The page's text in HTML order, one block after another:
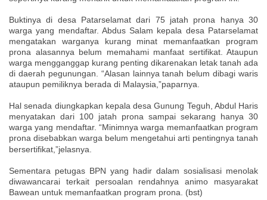
Buktinya di desa Patarselamat dari 75 jatah prona hanya 30
warga yang mendaftar. Abdus Salam kepala desa Patarselamat
mengatakan warganya kurang minat memanfaatkan program
prona alasannya belum memahami manfaat sertifikat. Ataupun
warga mengganggap kurang penting dikarenakan letak tanah ada
di daerah pegunungan. “Alasan lainnya tanah belum dibagi waris
ataupun pemiliknya berada di Malaysia,”paparnya.
Hal senada diungkapkan kepala desa Gunung Teguh, Abdul Haris
menyatakan dari 100 jatah prona sampai sekarang hanya 30
warga yang mendaftar. “Minimnya warga memanfaatkan program
prona disebabkan warga belum mengetahui arti pentingnya tanah
bersertifikat,”jelasnya.
Sementara petugas BPN yang hadir dalam sosialisasi menolak
diwawancarai terkait persoalan rendahnya animo masyarakat
Bawean untuk memanfaatkan program prona. (bst)